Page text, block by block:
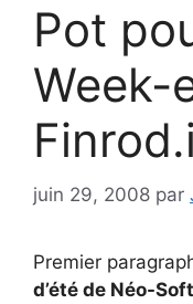
Pot
Week-
juin 29, 2008 par
Premier
d’été de Néo-Soft